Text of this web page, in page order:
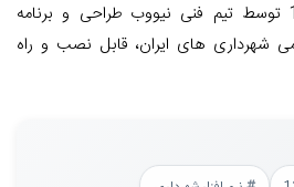
سامانه مدیریت شهری 137 توسط تیم فنی نیووب طراحی و برنامه
شهرداری های ایران، قابل نصب و راه